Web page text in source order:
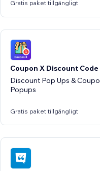
Gratis paket tillgängligt
Coupon X Discount Code
Discount Pop Ups &
Popups
Gratis paket tillgängligt